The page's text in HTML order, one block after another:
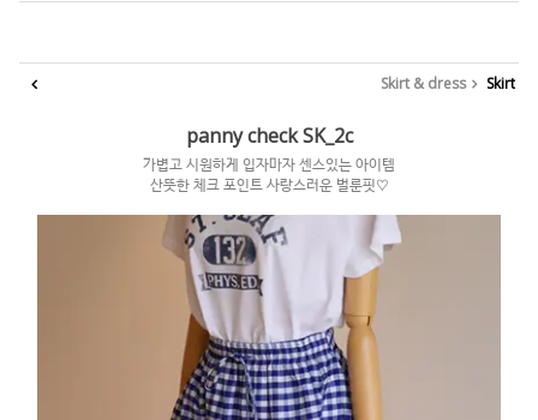
Skirt & dress Skirt
panny check SK_2c
가볍고 시원하게 입자마자 센스있는 아이템
산뜻한 체크 포인트 사랑스러운 벌룬핏♡